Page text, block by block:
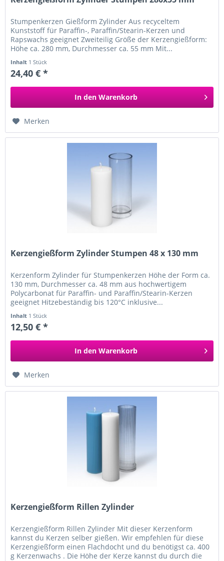
Stumpenkerzen Gießform Zylinder Aus recyceltem
Kunststoff für Paraffin-, Paraffin/Stearin-Kerzen und
Rapswachs geeignet Zweiteilig Größe der Kerzengießform:
Höhe ca. 280 mm, Durchmesser ca. 55 mm Mit...
Inhalt 1 Stück
24,40 € *
In den Warenkorb
Merken
Kerzengießform Zylinder Stumpen 48 x 130 mm
Kerzenform Zylinder für Stumpenkerzen Höhe der Form ca.
130 mm, Durchmesser ca. 48 mm aus hochwertigem
Polycarbonat für Paraffin- und Paraffin/Stearin-Kerzen
geeignet Hitzebeständig bis 120°C inklusive...
Inhalt 1 Stück
12,50 € *
In den Warenkorb
Merken
Kerzengießform Rillen Zylinder
Kerzengießform Rillen Zylinder Mit dieser Kerzenform
kannst du Kerzen selber gießen. Wir empfehlen für diese
Kerzengießform einen Flachdocht und du benötigst ca. 400
g Kerzenwachs . Die Höhe der Kerze kannst du durch die